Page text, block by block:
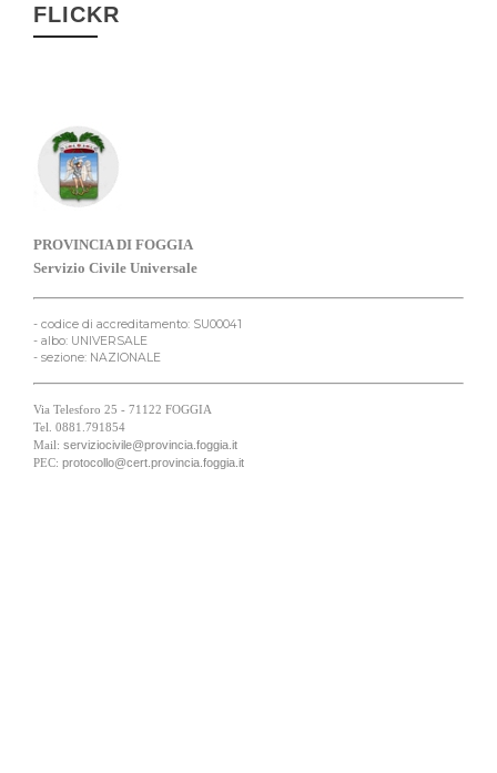
FLICKR
PROVINCIA DI FOGGIA
Servizio Civile Universale
- codice di accreditamento: SU00041
- albo: UNIVERSALE
- sezione: NAZIONALE
Via Telesforo 25 - 71122 FOGGIA
Tel. 0881.791854
Mail: serviziocivile@provincia.foggia.it
PEC: protocollo@cert.provincia.foggia.it